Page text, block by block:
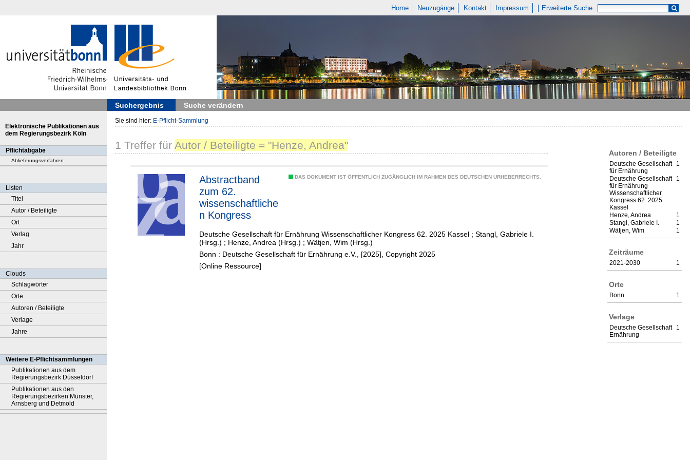
Home Neuzugänge Kontakt Impressum Erweiterte Suche
Suchergebnis Suche verändern
Elektronische Publikationen aus
dem Regierungsbezirk Köln
Pflichtabgabe
Ablieferungsverfahren
Listen
Titel
Autor / Beteiligte
Ort
Verlag
Jahr
Clouds
Schlagwörter
Orte
Autoren / Beteiligte
Verlage
Jahre
Weitere E-Pflichtsammlungen
Publikationen aus dem
Regierungsbezirk Düsseldorf
Publikationen aus den
Regierungsbezirken Münster,
Arnsberg und Detmold
Sie sind hier: E-Pflicht-Sammlung
Autoren / Beteiligte
1
Deutsche Gesellschaft
für Ernährung
1
Deutsche Gesellschaft
für Ernährung
Wissenschaftlicher
Kongress 62. 2025
Kassel
1
Henze, Andrea
1
Stangl, Gabriele I.
1
Wätjen, Wim
Zeiträume
1
2021-2030
Orte
1
Bonn
Verlage
1
Deutsche Gesellschaft
Ernährung
1 Treffer für Autor / Beteiligte = "Henze, Andrea"
DAS DOKUMENT IST ÖFFENTLICH ZUGÄNGLICH IM RAHMEN DES DEUTSCHEN URHEBERRECHTS.
Abstractband
zum 62.
wissenschaftliche
n Kongress
Deutsche Gesellschaft für Ernährung Wissenschaftlicher Kongress 62. 2025 Kassel ; Stangl, Gabriele I.
(Hrsg.) ; Henze, Andrea (Hrsg.) ; Wätjen, Wim (Hrsg.)
Bonn : Deutsche Gesellschaft für Ernährung e.V., [2025], Copyright 2025
[Online Ressource]